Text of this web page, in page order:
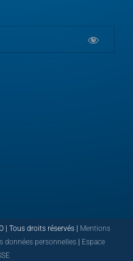
| Tous droits réservés | Mentions
données personnelles
Espace